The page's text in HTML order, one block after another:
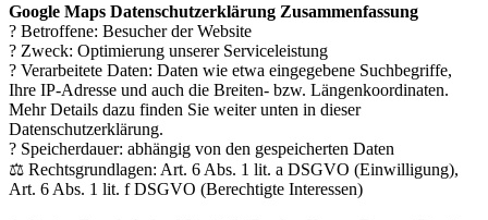
Google Maps Datenschutzerklärung Zusammenfassung
? Betroffene: Besucher der Website
? Zweck: Optimierung unserer Serviceleistung
? Verarbeitete Daten: Daten wie etwa eingegebene Suchbegriffe,
Ihre IP-Adresse und auch die Breiten- bzw. Längenkoordinaten.
Mehr Details dazu finden Sie weiter unten in dieser
Datenschutzerklärung.
? Speicherdauer: abhängig von den gespeicherten Daten
⚖️ Rechtsgrundlagen: Art. 6 Abs. 1 lit. a DSGVO (Einwilligung),
Art. 6 Abs. 1 lit. f DSGVO (Berechtigte Interessen)